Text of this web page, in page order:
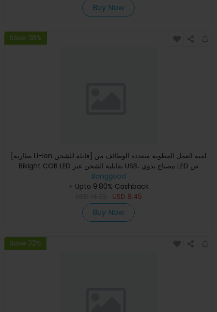
Buy Now
Save 38%
[بطارية Li-ion قابلة للشحن] لمبة العمل المطوية متعددة الوظائف من
Bikight COB LED بقابلية الشحن عبر USB، مصباح يدوي LED ص
Banggood
+ Upto 9.80% Cashback
USD 8.45
Buy Now
Save 32%